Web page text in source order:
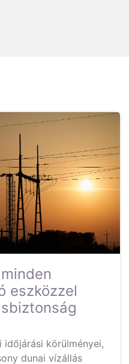
eszközzel
körülményei,
dunai vízállás